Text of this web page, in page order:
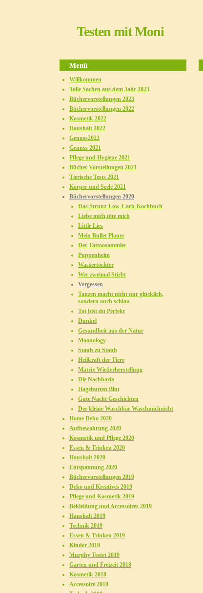
Testen mit Moni
Menü
Willkommen
Tolle Sachen aus dem Jahr 2023
Büchervorstellungen 2023
Büchervorstellungen 2022
Kosmetik 2022
Haushalt 2022
Genuss2022
Genuss 2021
Pflege und Hygiene 2021
Bücher Vorstellungen 2021
Tierische Tests 2021
Körper und Seele 2021
Büchervorstellungen 2020
Das Strunz-Low-Carb-Kochbuch
Liebe mich,töte mich
Little Lies
Mein Bullet Planer
Der Tattoosammler
Puppenheim
Wassertöchter
Wer zweimal Stirbt
Vergessen
Tanzen macht nicht nur glücklich,
sondern auch schlau
Tot bist du Perfekt
Dunkel
Gesundheit aus der Natur
Moonology
Staub zu Staub
Heilkraft der Tiere
Matrix Wiederherstellung
Die Nachbarin
Hagebutten Blut
Gute Nacht Geschichten
Der kleine Waschbär Waschmichnicht
Home Deko 2020
Aufbewahrung 2020
Kosmetik und Pflege 2020
Essen & Trinken 2020
Haushalt 2020
Entspannung 2020
Büchervorstellungen 2019
Deko und Kreatives 2019
Pflege und Kosmetik 2019
Bekleidung und Accessoires 2019
Haushalt 2019
Technik 2019
Essen & Trinken 2019
Kinder 2019
Murphy Testet 2019
Garten und Freizeit 2018
Kosmetik 2018
Accessoire 2018